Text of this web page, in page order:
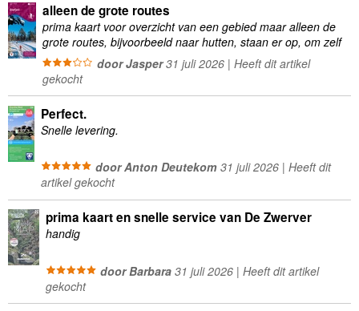
alleen de grote routes
prima kaart voor overzicht van een gebied maar alleen de
grote routes, bijvoorbeeld naar hutten, staan er op, om zelf
wandelingen te plannen minder geschikt
door Jasper31 juli 2026 | Heeft dit artikel
gekocht
Perfect.
Snelle levering.
door Anton Deutekom31 juli 2026 | Heeft dit
artikel gekocht
prima kaart en snelle service van De Zwerver
handig
door Barbara31 juli 2026 | Heeft dit artikel
gekocht